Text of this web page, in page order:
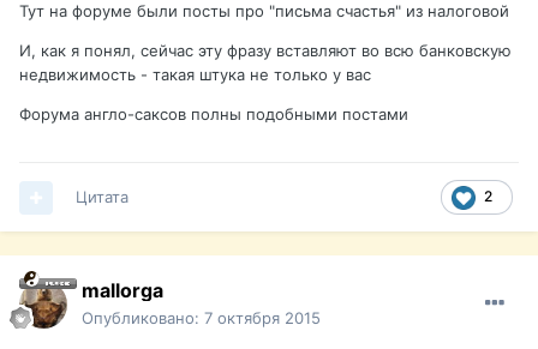
Тут на форуме были посты про "письма счастья" из налоговой
И, как я понял, сейчас эту фразу вставляют во всю банковскую
недвижимость - такая штука не только у вас
Форума англо-саксов полны подобными постами
2
Цитата
mallorga
Опубликовано: 7 октября 2015